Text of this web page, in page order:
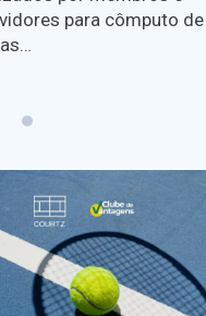
para cômputo de